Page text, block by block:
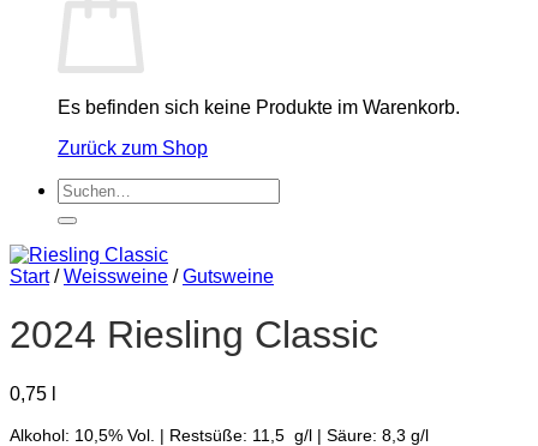
Es befinden sich keine Produkte im Warenkorb.
Zurück zum Shop
Suchen
nach:
Start / Weissweine / Gutsweine
2024 Riesling Classic
0,75
Alkohol: 10,5% Vol. | Restsüße: 11,5 g/l | Säure: 8,3 g/l